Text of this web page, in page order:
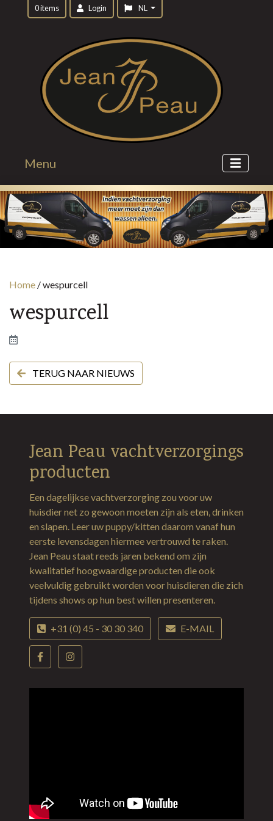
0 items Login NL
Menu
Home /wespurcell
wespurcell
TERUG NAAR NIEUWS
Jean Peau vachtverzorgings
producten
Een dagelijkse vachtverzorging zou voor uw
huisdier net zo gewoon moeten zijn als eten, drinken
en slapen. Leer uw puppy/kitten daarom vanaf hun
eerste levensdagen hiermee vertrouwd te raken.
Jean Peau staat reeds jaren bekend om zijn
kwalitatief hoogwaardige producten die ook
veelvuldig gebruikt worden voor huisdieren die zich
tijdens shows op hun best willen presenteren.
+31 (0) 45 - 30 30 340 E-MAIL